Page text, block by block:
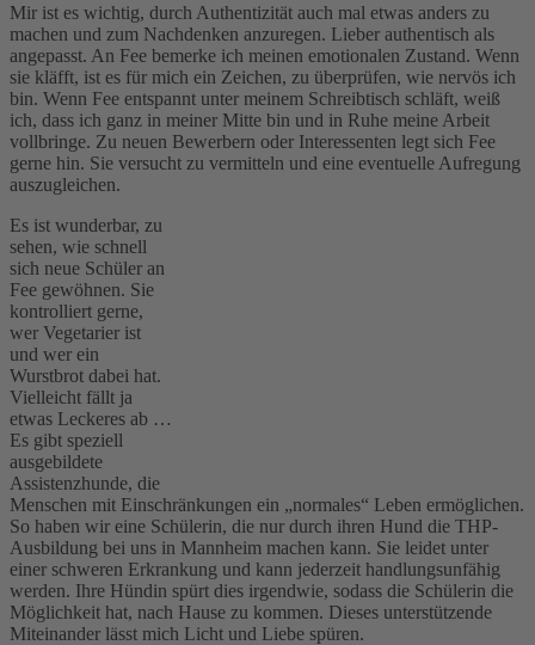
Mir ist es wichtig, durch Authentizität auch mal etwas anders zu
machen und zum Nachdenken anzuregen. Lieber authentisch als
angepasst. An Fee bemerke ich meinen emotionalen Zustand. Wenn
sie kläfft, ist es für mich ein Zeichen, zu überprüfen, wie nervös ich
bin. Wenn Fee entspannt unter meinem Schreibtisch schläft, weiß
ich, dass ich ganz in meiner Mitte bin und in Ruhe meine Arbeit
vollbringe. Zu neuen Bewerbern oder Interessenten legt sich Fee
gerne hin. Sie versucht zu vermitteln und eine eventuelle Aufregung
auszugleichen.
Es ist wunderbar, zu
sehen, wie schnell
sich neue Schüler an
Fee gewöhnen. Sie
kontrolliert gerne,
wer Vegetarier ist
und wer ein
Wurstbrot dabei hat.
Vielleicht fällt ja
etwas Leckeres ab …
Es gibt speziell
ausgebildete
Assistenzhunde, die
Menschen mit Einschränkungen ein „normales“ Leben ermöglichen.
So haben wir eine Schülerin, die nur durch ihren Hund die THP-
Ausbildung bei uns in Mannheim machen kann. Sie leidet unter
einer schweren Erkrankung und kann jederzeit handlungsunfähig
werden. Ihre Hündin spürt dies irgendwie, sodass die Schülerin die
Möglichkeit hat, nach Hause zu kommen. Dieses unterstützende
Miteinander lässt mich Licht und Liebe spüren.